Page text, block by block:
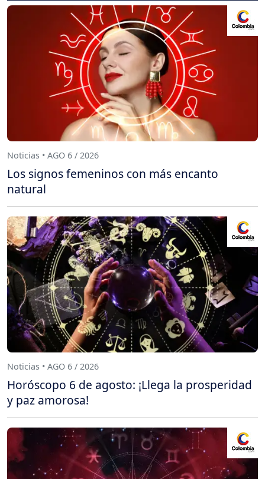
Noticias • AGO 6 / 2026
Los signos femeninos con más encanto
natural
Noticias • AGO 6 / 2026
Horóscopo 6 de agosto: ¡Llega la prosperidad
y paz amorosa!